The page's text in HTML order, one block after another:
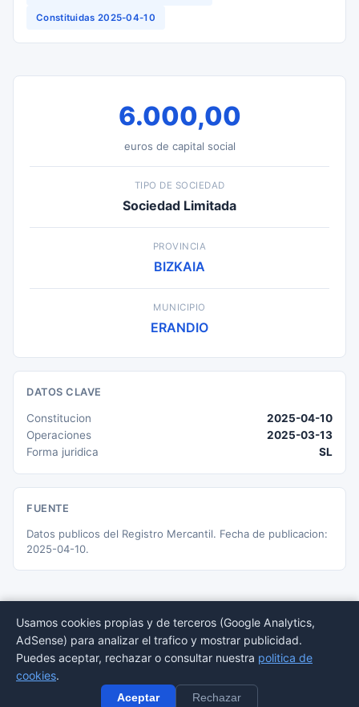
Constituidas 2025-04-10
6.000,00
euros de capital social
TIPO DE SOCIEDAD
Sociedad Limitada
PROVINCIA
BIZKAIA
MUNICIPIO
ERANDIO
DATOS CLAVE
Constitucion
2025-04-10
Operaciones
2025-03-13
Forma juridica
SL
FUENTE
Datos publicos del Registro Mercantil. Fecha de publicacion:
2025-04-10.
© 2026 BORMEDirectorio — Datos publicos del Registro Mercantil
Provincias
legal
Usamos cookies propias y de terceros (Google Analytics,
AdSense) para analizar el trafico y mostrar publicidad.
Puedes aceptar, rechazar o consultar nuestra politica de
cookies.
Aceptar Rechazar